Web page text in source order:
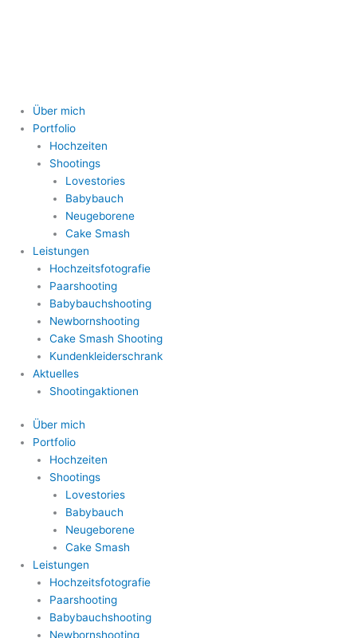
Über mich
Portfolio
Hochzeiten
Shootings
Lovestories
Babybauch
Neugeborene
Cake Smash
Leistungen
Hochzeitsfotografie
Paarshooting
Babybauchshooting
Newbornshooting
Cake Smash Shooting
Kundenkleiderschrank
Aktuelles
Shootingaktionen
Über mich
Portfolio
Hochzeiten
Shootings
Lovestories
Babybauch
Neugeborene
Cake Smash
Leistungen
Hochzeitsfotografie
Paarshooting
Babybauchshooting
Newbornshooting